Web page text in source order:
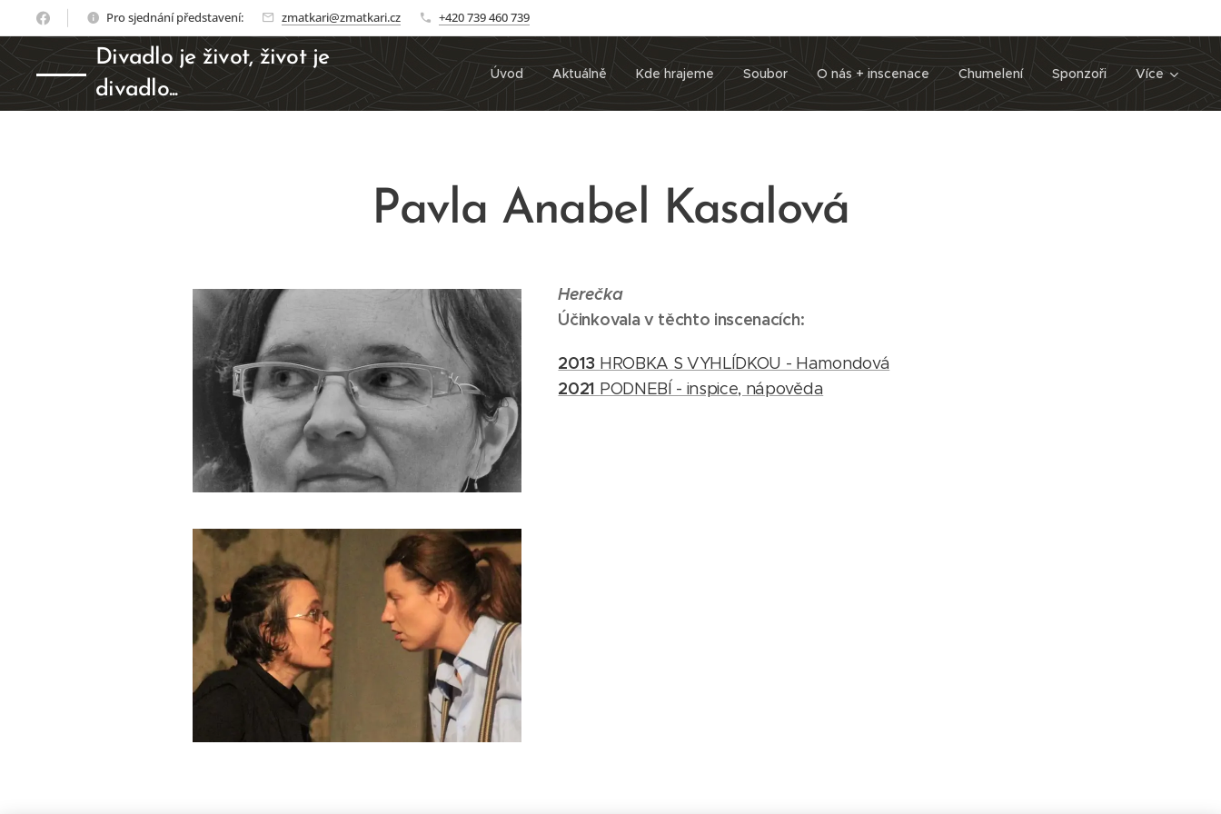
Pro sjednání představení: zmatkari@zmatkari.cz +420 739 460 739
Divadlo je život, život je
divadlo...
Úvod Aktuálně Kde hrajeme Soubor O nás + inscenace Chumelení Sponzoři Více
Pavla Anabel Kasalová
Herečka
Účinkovala v těchto inscenacích:
2013 HROBKA S VYHLÍDKOU - Hamondová
2021 PODNEBÍ - inspice, nápověda